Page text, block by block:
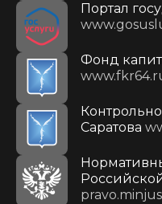
Портал
Фонд
Саратова